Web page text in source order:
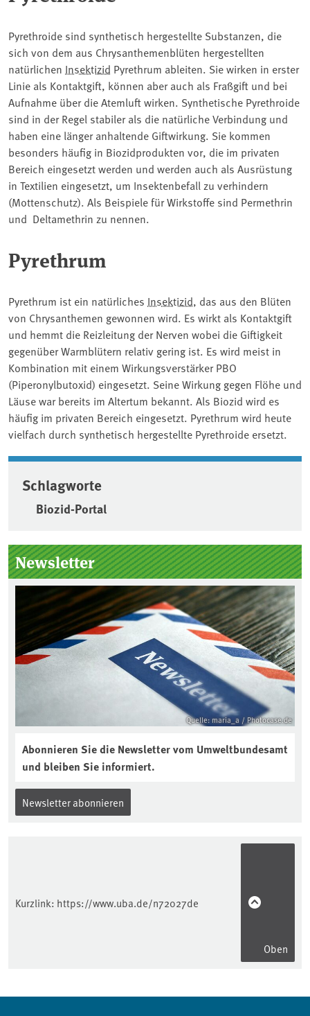
Pyrethroide sind synthetisch hergestellte Substanzen, die
sich von dem aus Chrysanthemenblüten hergestellten
natürlichen Insektizid Pyrethrum ableiten. Sie wirken in erster
Linie als Kontaktgift, können aber auch als Fraßgift und bei
Aufnahme über die Atemluft wirken. Synthetische Pyrethroide
sind in der Regel stabiler als die natürliche Verbindung und
haben eine länger anhaltende Giftwirkung. Sie kommen
besonders häufig in Biozidprodukten vor, die im privaten
Bereich eingesetzt werden und werden auch als Ausrüstung
in Textilien eingesetzt, um Insektenbefall zu verhindern
(Mottenschutz). Als Beispiele für Wirkstoffe sind Permethrin
und Deltamethrin zu nennen.
Pyrethrum
Pyrethrum ist ein natürliches Insektizid, das aus den Blüten
von Chrysanthemen gewonnen wird. Es wirkt als Kontaktgift
und hemmt die Reizleitung der Nerven wobei die Giftigkeit
gegenüber Warmblütern relativ gering ist. Es wird meist in
Kombination mit einem Wirkungsverstärker PBO
(Piperonylbutoxid) eingesetzt. Seine Wirkung gegen Flöhe und
Läuse war bereits im Altertum bekannt. Als Biozid wird es
häufig im privaten Bereich eingesetzt. Pyrethrum wird heute
vielfach durch synthetisch hergestellte Pyrethroide ersetzt.
Schlagworte
Biozid-Portal
Seitenleiste
Newsletter
Quelle: maria_a / Photocase.de
Abonnieren Sie die Newsletter vom Umweltbundesamt
und bleiben Sie informiert.
Newsletter abonnieren
Kurzlink: https://www.uba.de/n72027de
Oben